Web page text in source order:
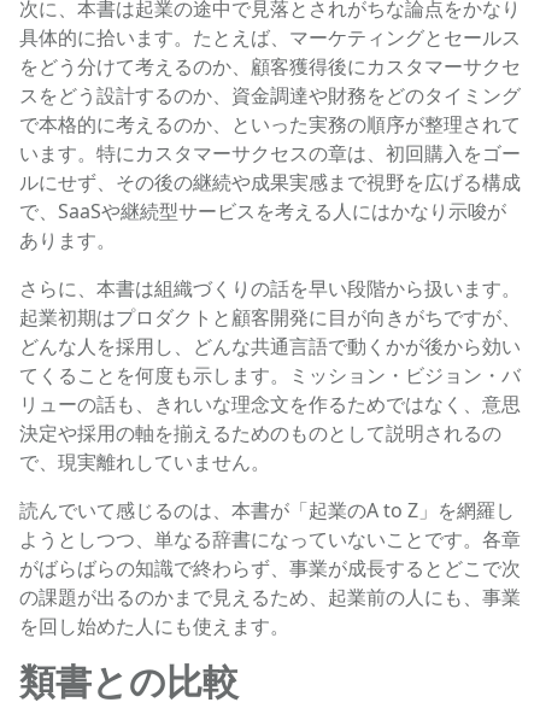
次に、本書は起業の途中で見落とされがちな論点をかなり
具体的に拾います。たとえば、マーケティングとセールス
をどう分けて考えるのか、顧客獲得後にカスタマーサクセ
スをどう設計するのか、資金調達や財務をどのタイミング
で本格的に考えるのか、といった実務の順序が整理されて
います。特にカスタマーサクセスの章は、初回購入をゴー
ルにせず、その後の継続や成果実感まで視野を広げる構成
で、SaaSや継続型サービスを考える人にはかなり示唆が
あります。
さらに、本書は組織づくりの話を早い段階から扱います。
起業初期はプロダクトと顧客開発に目が向きがちですが、
どんな人を採用し、どんな共通言語で動くかが後から効い
てくることを何度も示します。ミッション・ビジョン・バ
リューの話も、きれいな理念文を作るためではなく、意思
決定や採用の軸を揃えるためのものとして説明されるの
で、現実離れしていません。
読んでいて感じるのは、本書が「起業のA to Z」を網羅し
ようとしつつ、単なる辞書になっていないことです。各章
がばらばらの知識で終わらず、事業が成長するとどこで次
の課題が出るのかまで見えるため、起業前の人にも、事業
を回し始めた人にも使えます。
類書との比較